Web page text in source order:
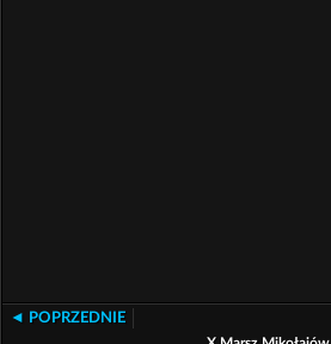
◄ POPRZEDNIE